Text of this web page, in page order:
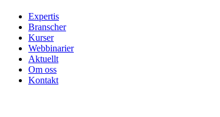
Expertis
Branscher
Kurser
Webbinarier
Aktuellt
Om oss
Kontakt